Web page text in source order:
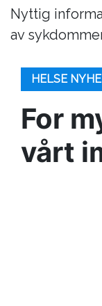
Nyttig
av
HELSE
For
vårt